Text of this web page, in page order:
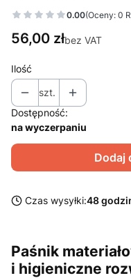
0.00(Oceny: 0
Cena
56,00 złbez VAT
Ilość
szt.
Dostępność:
na wyczerpaniu
Dodaj
Czas wysyłki:48
Paśnik
i higieniczne